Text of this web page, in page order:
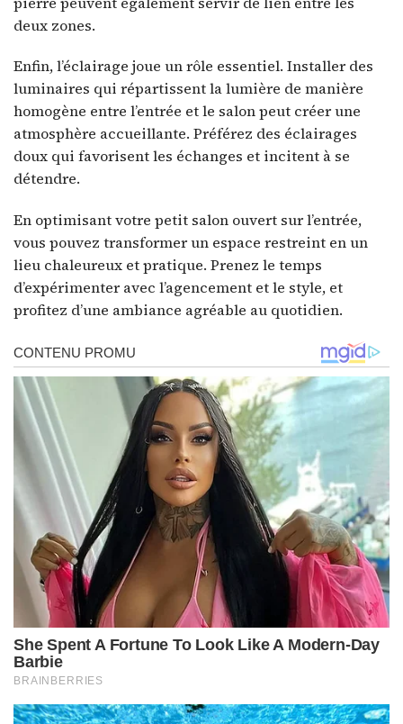
deux zones.
Enfin, l’éclairage joue un rôle essentiel. Installer des
luminaires qui répartissent la lumière de manière
homogène entre l’entrée et le salon peut créer une
atmosphère accueillante. Préférez des éclairages
doux qui favorisent les échanges et incitent à se
détendre.
En optimisant votre petit salon ouvert sur l’entrée,
vous pouvez transformer un espace restreint en un
lieu chaleureux et pratique. Prenez le temps
d’expérimenter avec l’agencement et le style, et
profitez d’une ambiance agréable au quotidien.